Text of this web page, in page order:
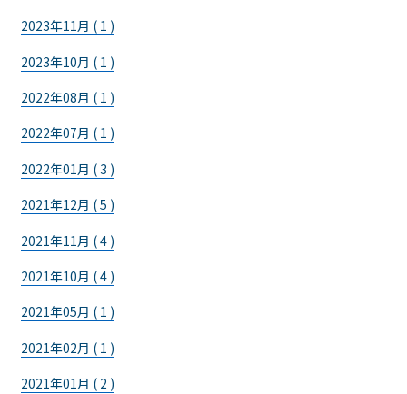
2023年11月 ( 1 )
2023年10月 ( 1 )
2022年08月 ( 1 )
2022年07月 ( 1 )
2022年01月 ( 3 )
2021年12月 ( 5 )
2021年11月 ( 4 )
2021年10月 ( 4 )
2021年05月 ( 1 )
2021年02月 ( 1 )
2021年01月 ( 2 )